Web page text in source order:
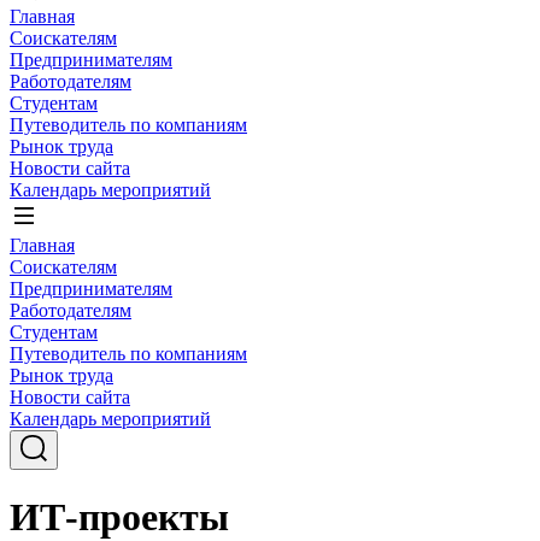
Главная
Соискателям
Предпринимателям
Работодателям
Студентам
Путеводитель по компаниям
Рынок труда
Новости сайта
Календарь мероприятий
Главная
Соискателям
Предпринимателям
Работодателям
Студентам
Путеводитель по компаниям
Рынок труда
Новости сайта
Календарь мероприятий
ИТ-проекты